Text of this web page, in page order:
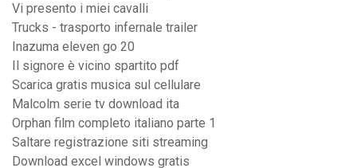
Vi presento i miei cavalli
Trucks - trasporto infernale trailer
Inazuma eleven go 20
Il signore è vicino spartito pdf
Scarica gratis musica sul cellulare
Malcolm serie tv download ita
Orphan film completo italiano parte 1
Saltare registrazione siti streaming
Download excel windows gratis